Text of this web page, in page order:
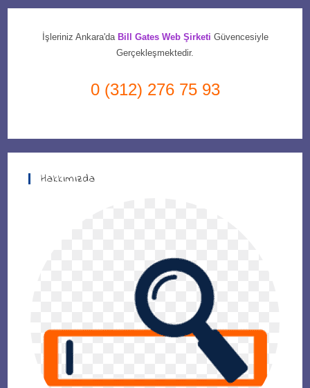
İşleriniz Ankara'da Bill Gates Web Şirketi Güvencesiyle
Gerçekleşmektedir.
0 (312) 276 75 93
Hakkımızda